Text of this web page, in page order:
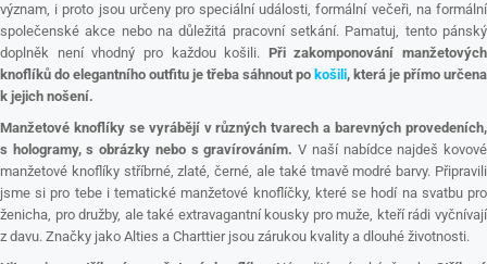
význam, i proto jsou určeny pro speciální události, formální večeři, na formální
společenské akce nebo na důležitá pracovní setkání. Pamatuj, tento pánský
doplněk není vhodný pro každou košili. Při zakomponování manžetových
knoflíků do elegantního outfitu je třeba sáhnout po košili, která je přímo určena
k jejich nošení.
Manžetové knoflíky se vyrábějí v různých tvarech a barevných provedeních,
s hologramy, s obrázky nebo s gravírováním. V naší nabídce najdeš kovové
manžetové knoflíky stříbrné, zlaté, černé, ale také tmavě modré barvy. Připravili
jsme si pro tebe i tematické manžetové knoflíčky, které se hodí na svatbu pro
ženicha, pro družby, ale také extravagantní kousky pro muže, kteří rádi vyčnívají
z davu. Značky jako Alties a Charttier jsou zárukou kvality a dlouhé životnosti.